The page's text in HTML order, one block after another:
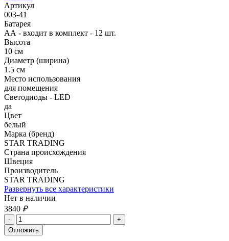
Артикул
003-41
Батарея
АА - входит в комплект - 12 шт.
Высота
10 см
Диаметр (ширина)
1.5 см
Место использования
для помещения
Светодиоды - LED
да
Цвет
белый
Марка (бренд)
STAR TRADING
Страна происхождения
Швеция
Производитель
STAR TRADING
Развернуть все характеристики
Нет в наличии
3840 ₽